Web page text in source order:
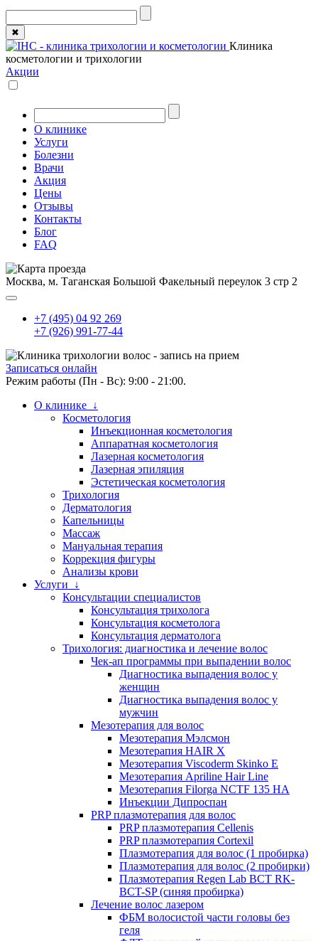
✖
Клиника
косметологии и трихологии
Акции
О клинике
Услуги
Болезни
Врачи
Акция
Цены
Отзывы
Контакты
Блог
FAQ
Москва, м. Таганская Большой Факельный переулок 3 стр 2
+7 (495) 04 92 269
+7 (926) 991-77-44
Записаться онлайн
Режим работы (Пн - Вс): 9:00 - 21:00.
О клинике ↓
Косметология
Инъекционная косметология
Аппаратная косметология
Лазерная косметология
Лазерная эпиляция
Эстетическая косметология
Трихология
Дерматология
Капельницы
Массаж
Мануальная терапия
Коррекция фигуры
Анализы крови
Услуги ↓
Консультации специалистов
Консультация трихолога
Консультация косметолога
Консультация дерматолога
Трихология: диагностика и лечение волос
Чек-ап программы при выпадении волос
Диагностика выпадения волос у
женщин
Диагностика выпадения волос у
мужчин
Мезотерапия для волос
Мезотерапия Мэлсмон
Мезотерапия HAIR X
Мезотерапия Viscoderm Skinko E
Мезотерапия Apriline Hair Line
Мезотерапия Filorga NCTF 135 HA
Инъекции Дипроспан
PRP плазмотерапия для волос
PRP плазмотерапия Cellenis
PRP плазмотерапия Cortexil
Плазмотерапия для волос (1 пробирка)
Плазмотерапия для волос (2 пробирки)
Плазмотерапия Regen Lab BCT RK-
BCT-SP (синяя пробирка)
Лечение волос лазером
ФБМ волосистой части головы без
геля